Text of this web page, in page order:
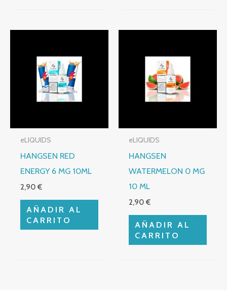
eLIQUIDS
HANGSEN RED
ENERGY 6 MG 10ML
2,90€
AÑADIR AL
CARRITO
eLIQUIDS
HANGSEN
WATERMELON 0 MG
10 ML
2,90€
AÑADIR AL
CARRITO